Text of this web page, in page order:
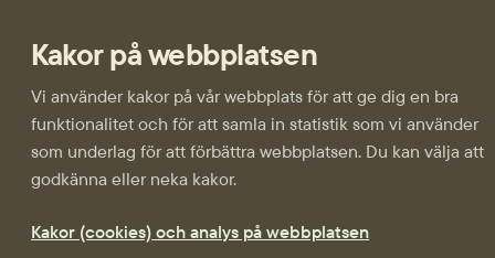
Kakor på webbplatsen
Vi använder kakor på vår webbplats för att ge dig en bra
funktionalitet och för att samla in statistik som vi använder
som underlag för att förbättra webbplatsen. Du kan välja att
godkänna eller neka kakor.
Kakor (cookies) och analys på webbplatsen